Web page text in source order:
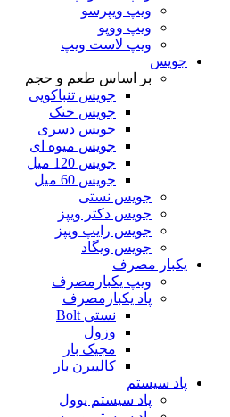
ویپ ویپرسو
ویپ ووپو
ویپ لاست ویپ
جویس
بر اساس طعم و حجم
جویس تنباکویی
جویس خنک
جویس دسری
جویس میوه ای
جویس 120 میل
جویس 60 میل
جویس نستی
جویس دکتر ویپز
جویس رایپ ویپز
جویس ویگاد
یکبار مصرف
ویپ یکبارمصرف
پاد یکبارمصرف
نستی Bolt
وزول
مجیک بار
کالیبرن بار
پاد سیستم
پاد سیستم یوول